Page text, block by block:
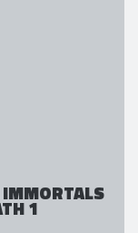
IMMORTALS
1